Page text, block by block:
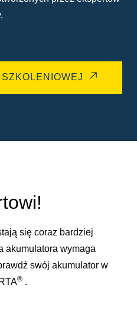
się coraz bardziej
akumulatora wymaga
swój akumulator w
® .